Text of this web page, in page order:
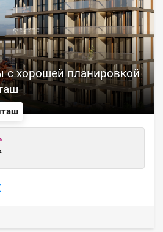
с хорошей планировкой